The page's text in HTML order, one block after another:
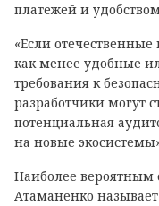
платежей и
«Если
как менее удобные
требования к
разработчики могут
потенциальная
на новые
Наиболее
Атаманенко